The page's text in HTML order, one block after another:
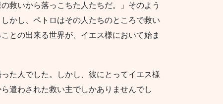
救いから落っこちた人たちだ。」そのよう
かし、ペトロはその人たちのところで救い
との出来る世界が、イエス様において始ま
た人でした。しかし、彼にとってイエス様
遣わされた救い主でしかありませんでし